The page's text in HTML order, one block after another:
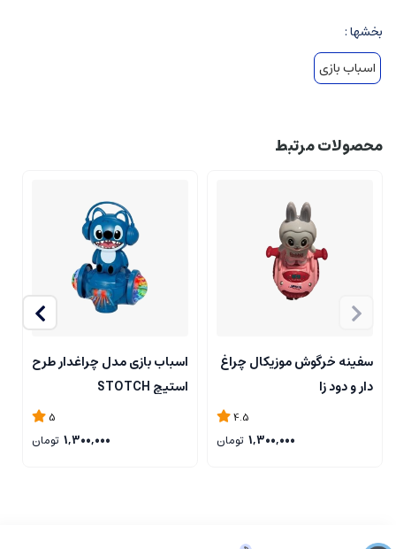
بخشها :
اسباب بازی
محصولات مرتبط
سفینه خرگوش موزیکال چراغ
دار و دود زا
4.5
1,300,000 تومان
اسباب بازی مدل چراغدار طرح
استیچ STOTCH
5
1,300,000 تومان